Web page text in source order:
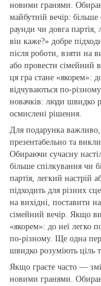
новими гранями.
майбутній вечір:
раунди чи довга
він каже?» добре
після роботи, взяти на
або провести сімейний
ця гра стане «якорем»:
відчуваються
новачків: люди швидко
осмислені рішення.
Для подарунка
презентабельно та
Обираючи сучасну
більше спілкування чи
партія, легкий настрій
підходить для різних
на вихідні, поставити
сімейний вечір. Якщо
«якорем»: до неї легко
по‑різному. Ще одна
швидко розуміють ціль
Якщо граєте часто —
новими гранями.